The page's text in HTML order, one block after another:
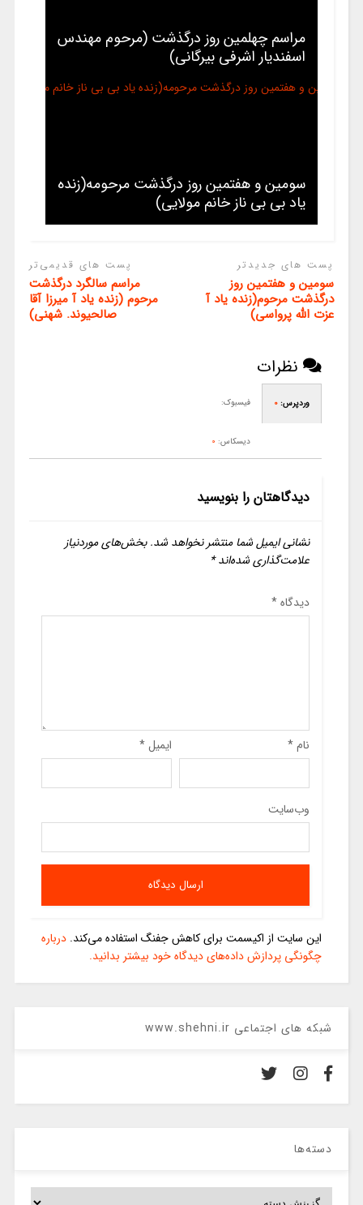
مراسم چهلمین روز درگذشت (مرحوم مهندس
اسفندیار اشرفی بیرگانی)
سومین و هفتمین روز درگذشت مرحومه(زنده
یاد بی بی ناز خانم مولایی)
پست های جدیدتر
سومین و هفتمین روز
درگذشت مرحوم(زنده یاد آ
عزت الله پرواسی)
پست های قدیمی‌تر
مراسم سالگرد درگذشت
مرحوم (زنده یاد آ میرزا آقا
صالحیوند. شهنی)
نظرات
وردپرس: 0 فیسبوک:
دیسکاس: 0
دیدگاهتان را بنویسید
نشانی ایمیل شما منتشر نخواهد شد. بخش‌های موردنیاز
علامت‌گذاری شده‌اند*
دیدگاه*
نام* ایمیل*
وب‌سایت
این سایت از اکیسمت برای کاهش جفنگ استفاده می‌کند. درباره
چگونگی پردازش داده‌های دیدگاه خود بیشتر بدانید.
شبکه های اجتماعی www.shehni.ir
دسته‌ها
دسته‌ها